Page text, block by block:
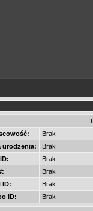
Brak
urodzenia:
Brak
Brak
Brak
ID:
Brak
ID: Brak